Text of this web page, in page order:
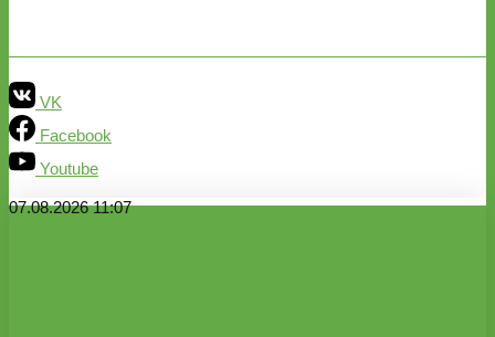
VK
Facebook
Youtube
07.08.2026 11:07